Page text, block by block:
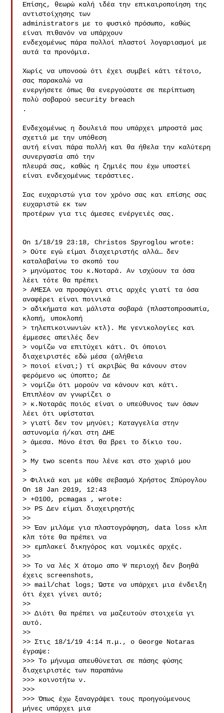
Επίσης, θεωρώ καλή ιδέα την επικαιροποίηση της
αντιστοίχησης των
administrators με το φυσικό πρόσωπο, καθώς
είναι πιθανόν να υπάρχουν
ενδεχομένως πάρα πολλοί πλαστοί λογαριασμοί με
αυτά τα προνόμια.
Χωρίς να υπονοοώ ότι έχει συμβεί κάτι τέτοιο,
σας παρακαλώ να
ενεργήσετε όπως θα ενεργούσατε σε περίπτωση
πολύ σοβαρού security breach
.
Ενδεχομένως η δουλειά που υπάρχει μπροστά μας
σχετιά με την υπόθεση
αυτή είναι πάρα πολλή και θα ήθελα την καλύτερη
συνεργασία από την
πλευρά σας, καθώς η ζημιές που έχω υποστεί
είναι ενδεχομένως τεράστιες.
Σας ευχαριστώ για τον χρόνο σας και επίσης σας
ευχαριστώ εκ των
προτέρων για τις άμεσες ενέργειές σας.
On 1/18/19 23:18, Christos Spyroglou wrote:
> Ούτε εγώ είμαι διαχειριστής αλλά… δεν
καταλαβαίνω το σκοπό του
> μηνύματος του κ.Νοταρά. Αν ισχύουν τα όσα
λέει τότε θα πρέπει
> ΑΜΕΣΑ να προσφύγει στις αρχές γιατί τα όσα
αναφέρει είναι ποινικά
> αδικήματα και μάλιστα σοβαρά (πλαστοπροσωπία,
κλοπή, υποκλοπή
> τηλεπικοινωνιών κτλ). Με γενικολογίες και
έμμεσες απειλές δεν
> νομίζω να επιτύχει κάτι. Οι όποιοι
διαχειριστές εδώ μέσα (αλήθεια
> ποιοί είναι;) τί ακριβώς θα κάνουν στον
φερόμενο ως ύποπτο; Δε
> νομίζω ότι μορούν να κάνουν και κάτι.
Επιπλέον αν γνωρίζει ο
> κ.Νοταράς ποιός είναι ο υπεύθυνος των όσων
λέει ότι υφίσταται
> γιατί δεν τον μηνύει; Καταγγελία στην
αστυνομία ή/και στη ΔΗΕ
> άμεσα. Μόνο έτσι θα βρει το δίκιο του.
>
> My two scents που λένε και στο χωριό μου
>
> Φιλικά και με κάθε σεβασμό Χρήστος Σπύρογλου
On 18 Jan 2019, 12:43
> +0100, pcmagas , wrote:
>> PS Δεν είμαι διαχειρηστής
>>
>> Έαν μιλάμε για πλαστογράφηση, data loss κλπ
κλπ τότε θα πρέπει να
>> εμπλακεί δικηγόρος και νομικές αρχές.
>>
>> Το να λές Χ άτομο απο Ψ περιοχή δεν βοηθά
έχεις screenshots,
>> mail/chat logs; Ώστε να υπάρχει μια ένδειξη
ότι έχει γίνει αυτό;
>>
>> Διότι θα πρέπει να μαζευτούν στοιχεία γι
αυτό.
>>
>> Στις 18/1/19 4:14 π.μ., ο George Notaras
έγραψε:
>>> Το μήνυμα απευθύνεται σε πάσης φύσης
διαχειριστές των παραπάνω
>>> κοινοτήτω ν.
>>>
>>> Όπως έχω ξαναγράψει τους προηγούμενους
μήνες υπάρχει μια